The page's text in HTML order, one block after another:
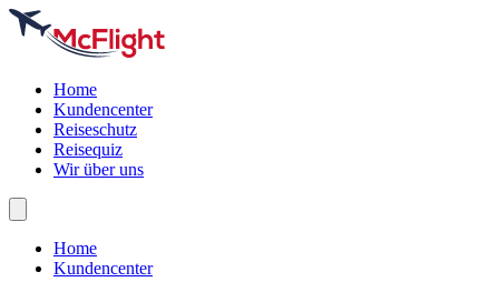
Home
Kundencenter
Reiseschutz
Reisequiz
Wir über uns
Home
Kundencenter